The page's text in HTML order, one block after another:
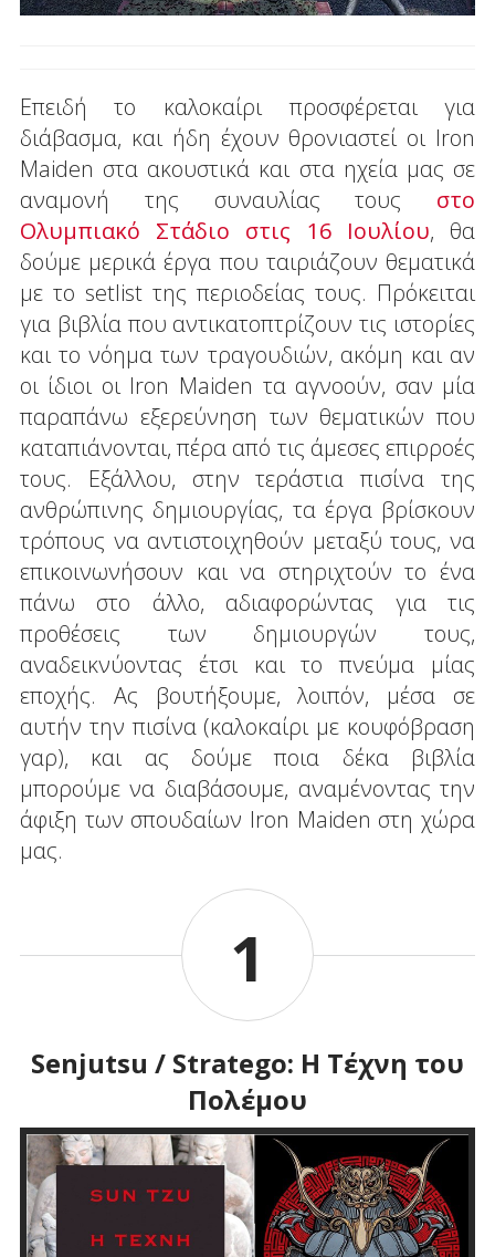
Επειδή το καλοκαίρι προσφέρεται για
διάβασμα, και ήδη έχουν θρονιαστεί οι Iron
Maiden στα ακουστικά και στα ηχεία μας σε
αναμονή της συναυλίας τους στο
Ολυμπιακό Στάδιο στις 16 Ιουλίου, θα
δούμε μερικά έργα που ταιριάζουν θεματικά
με το setlist της περιοδείας τους. Πρόκειται
για βιβλία που αντικατοπτρίζουν τις ιστορίες
και το νόημα των τραγουδιών, ακόμη και αν
οι ίδιοι οι Iron Maiden τα αγνοούν, σαν μία
παραπάνω εξερεύνηση των θεματικών που
καταπιάνονται, πέρα από τις άμεσες επιρροές
τους. Εξάλλου, στην τεράστια πισίνα της
ανθρώπινης δημιουργίας, τα έργα βρίσκουν
τρόπους να αντιστοιχηθούν μεταξύ τους, να
επικοινωνήσουν και να στηριχτούν το ένα
πάνω στο άλλο, αδιαφορώντας για τις
προθέσεις των δημιουργών τους,
αναδεικνύοντας έτσι και το πνεύμα μίας
εποχής. Ας βουτήξουμε, λοιπόν, μέσα σε
αυτήν την πισίνα (καλοκαίρι με κουφόβραση
γαρ), και ας δούμε ποια δέκα βιβλία
μπορούμε να διαβάσουμε, αναμένοντας την
άφιξη των σπουδαίων Iron Maiden στη χώρα
μας.
1
Senjutsu / Stratego: Η Τέχνη του
Πολέμου